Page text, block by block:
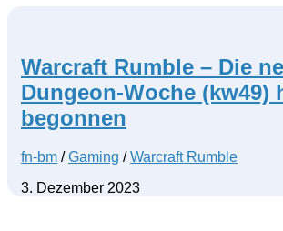
Warcraft Rumble – Die
Dungeon-Woche (kw49)
begonnen
fn-bm /Gaming /Warcraft Rumble
3. Dezember 2023